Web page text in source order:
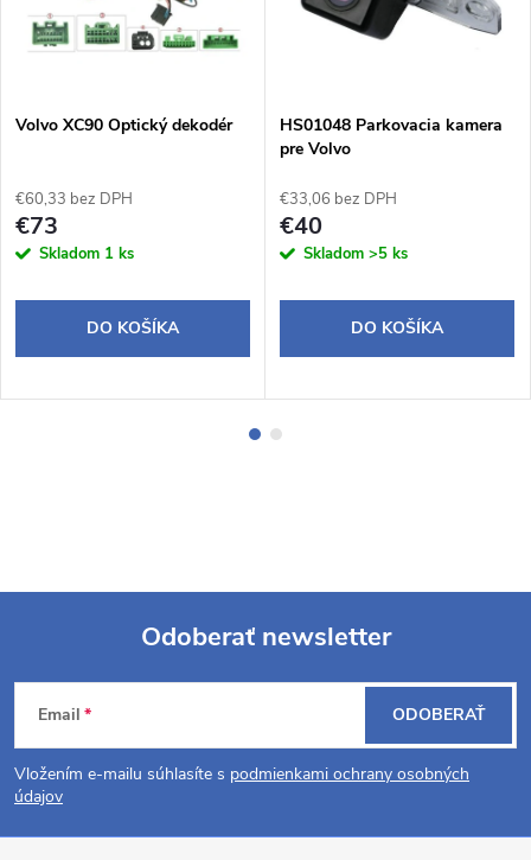
Volvo XC90 Optický dekodér
€60,33 bez DPH
€73
Skladom 1 ks
DO KOŠÍKA
HS01048 Parkovacia kamera
pre Volvo
€33,06 bez DPH
€40
Skladom >5 ks
DO KOŠÍKA
Z
á
p
Odoberať newsletter
Email
Vložením e-mailu súhlasíte s podmienkami ochrany osobných
údajov
ODOBERAŤ